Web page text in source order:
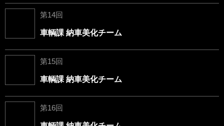
第14回
車輌課 納車美化チーム
第15回
車輌課 納車美化チーム
第16回